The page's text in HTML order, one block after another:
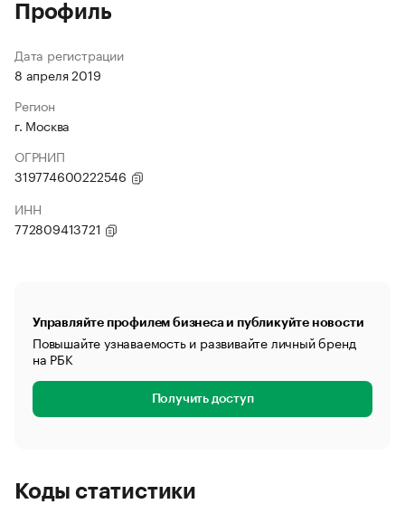
Профиль
Дата регистрации
8 апреля 2019
Регион
г. Москва
ОГРНИП
319774600222546
ИНН
772809413721
Управляйте профилем бизнеса и публикуйте новости
Повышайте узнаваемость и развивайте личный бренд
на РБК
Получить доступ
Коды статистики